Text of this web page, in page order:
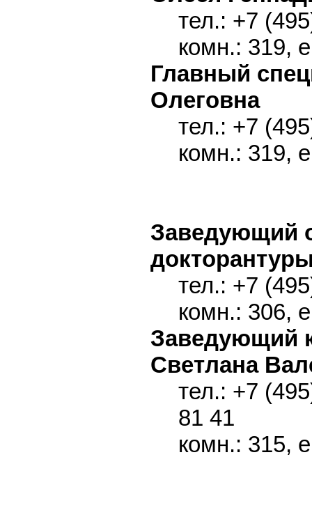
тел.: +7
комн.: 319,
Главный
Олеговна
тел.: +7
комн.: 319,
Заведующий
тел.: +7
комн.: 306,
Заведующий
Светлана
тел.: +7
81 41
комн.: 315,